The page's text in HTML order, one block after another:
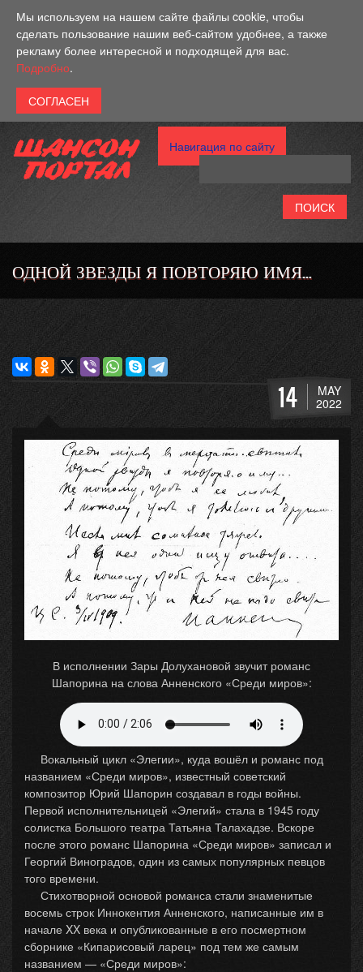
Мы используем на нашем сайте файлы cookie, чтобы
сделать пользование нашим веб-сайтом удобнее, а также
рекламу более интересной и подходящей для вас.
Подробно.
Навигация по сайту
ОДНОЙ ЗВЕЗДЫ Я ПОВТОРЯЮ ИМЯ…
14
MAY
2022
В исполнении Зары Долухановой звучит романс
Шапорина на слова Анненского «Среди миров»:
Вокальный цикл «Элегии», куда вошёл и романс под
названием «Среди миров», известный советский
композитор Юрий Шапорин создавал в годы войны.
Первой исполнительницей «Элегий» стала в 1945 году
солистка Большого театра Татьяна Талахадзе. Вскоре
после этого романс Шапорина «Среди миров» записал и
Георгий Виноградов, один из самых популярных певцов
того времени.
Стихотворной основой романса стали знаменитые
восемь строк Иннокентия Анненского, написанные им в
начале XX века и опубликованные в его посмертном
сборнике «Кипарисовый ларец» под тем же самым
названием — «Среди миров»: